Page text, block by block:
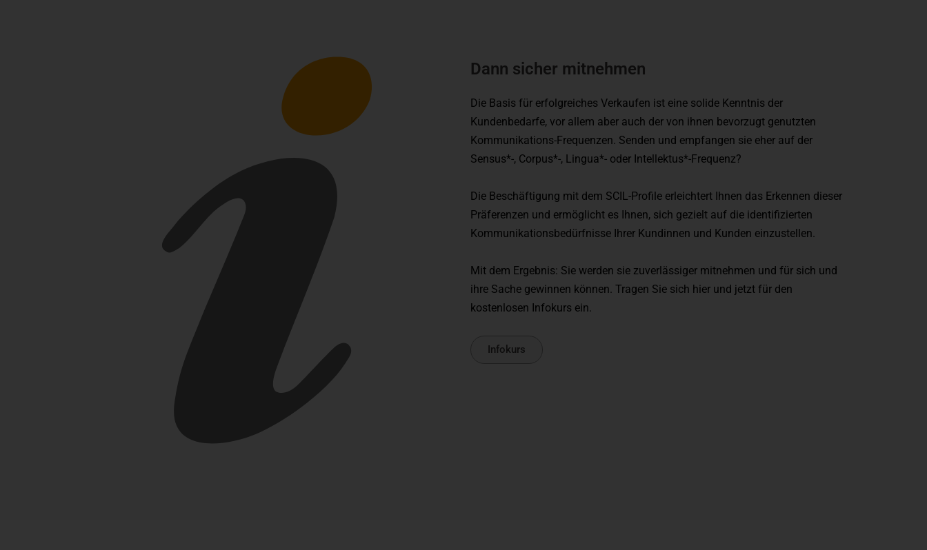
Dann sicher mitnehmen
Die Basis für erfolgreiches Verkaufen ist eine solide Kenntnis der
Kundenbedarfe, vor allem aber auch der von ihnen bevorzugt genutzten
Kommunikations-Frequenzen. Senden und empfangen sie eher auf der
Sensus*-, Corpus*-, Lingua*- oder Intellektus*-Frequenz?
Die Beschäftigung mit dem SCIL-Profile erleichtert Ihnen das Erkennen dieser
Präferenzen und ermöglicht es Ihnen, sich gezielt auf die identifizierten
Kommunikationsbedürfnisse Ihrer Kundinnen und Kunden einzustellen.
Mit dem Ergebnis: Sie werden sie zuverlässiger mitnehmen und für sich und
ihre Sache gewinnen können. Tragen Sie sich hier und jetzt für den
kostenlosen Infokurs ein.
Infokurs